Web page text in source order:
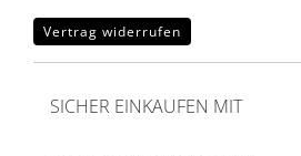
Vertrag widerrufen
SICHER EINKAUFEN MIT